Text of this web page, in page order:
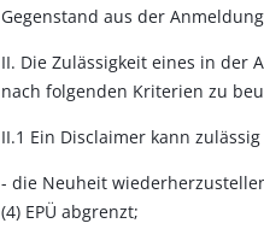
Gegenstand aus der
II. Die Zulässigkeit eines in der
nach folgenden Kriterien zu
II.1 Ein Disclaimer kann
- die Neuheit
(4) EPÜ abgrenzt;